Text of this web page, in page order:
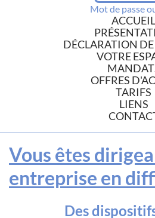
Mot de passe
ACCUEIL
DÉCLARATION
VOTRE
OFFRES
TARIFS
LIENS
Vous êtes
entreprise en
Des